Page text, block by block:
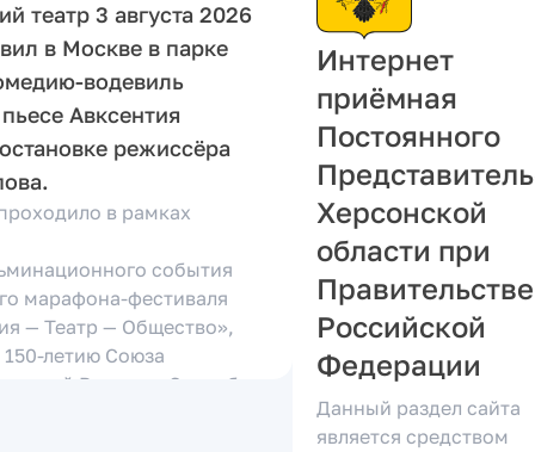
театр 3 августа 2026
в Москве в парке
водевиль
Авксентия
режиссёра
в рамках
события
марафона-фестиваля
— Театр — Общество»,
летию Союза
России. Спасибо
Интернет
приёмная
Постоянного
Херсонской
области при
Правительстве
Российской
Федерации
Данный раздел сайта
является средством